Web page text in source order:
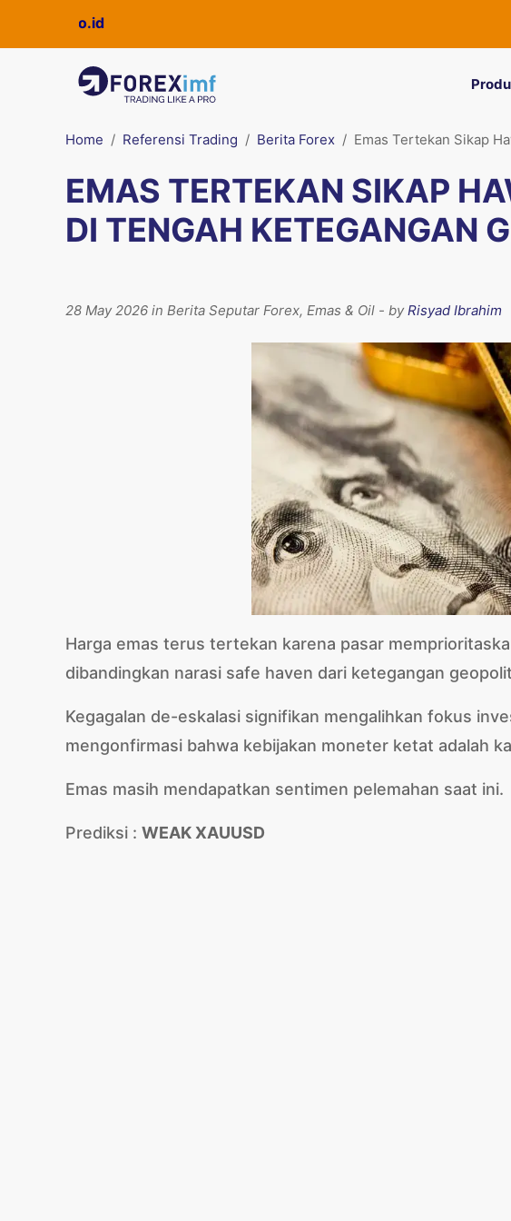
Home Referensi Trading Berita Forex Emas Tertekan Sikap
EMAS TERTEKAN SIKAP
DI TENGAH KETEGANGAN
28 May 2026 in Berita Seputar Forex, Emas & Oil - byRisyad Ibrahim
Harga emas terus tertekan karena pasar
dibandingkan narasi safe haven dari ketegangan
Kegagalan de-eskalasi signifikan mengalihkan fokus
mengonfirmasi bahwa kebijakan moneter ketat adalah
Emas masih mendapatkan sentimen pelemahan saat ini.
Prediksi : WEAK XAUUSD